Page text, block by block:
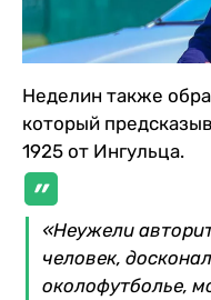
Неделин также
который
1925 от Ингульца.
«Неужели
человек,
околофутболье,